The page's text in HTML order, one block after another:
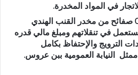
كما تمكنت من حجز 08 صفائح من مخدر القنب الهندي
في تنقلاتهم ومبلغ مالي قدره
الترويج والإحتفاظ بكامل
النيابة العمومية ببن عروس.